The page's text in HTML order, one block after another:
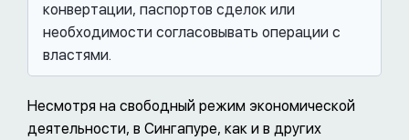
конвертации, паспортов сделок или
необходимости согласовывать операции с
властями.
Несмотря на свободный режим экономической
деятельности, в Сингапуре, как и в других